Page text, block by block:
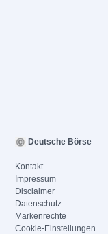
Deutsche Börse
Kontakt
Impressum
Disclaimer
Datenschutz
Markenrechte
Cookie-Einstellungen